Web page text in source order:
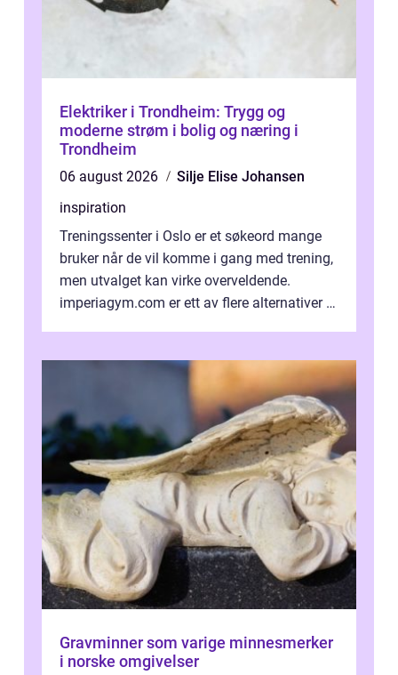
Elektriker i Trondheim: Trygg og
moderne strøm i bolig og næring i
Trondheim
06 august 2026
Silje Elise Johansen
inspiration
Treningssenter i Oslo er et søkeord mange
bruker når de vil komme i gang med trening,
men utvalget kan virke overveldende.
imperiagym.com er ett av flere alternativer i
Gravminner som varige minnesmerker
i norske omgivelser